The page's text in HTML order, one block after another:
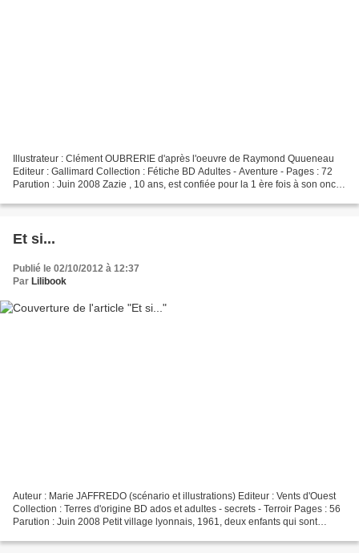
Illustrateur : Clément OUBRERIE d'après l'oeuvre de Raymond Quueneau
Editeur : Gallimard Collection : Fétiche BD Adultes - Aventure - Pages : 72
Parution : Juin 2008 Zazie , 10 ans, est confiée pour la 1 ère fois à son oncle
Et si...
Publié le 02/10/2012 à 12:37
Par Lilibook
Auteur : Marie JAFFREDO (scénario et illustrations) Editeur : Vents d'Ouest
Collection : Terres d'origine BD ados et adultes - secrets - Terroir Pages : 56
Parution : Juin 2008 Petit village lyonnais, 1961, deux enfants qui sont